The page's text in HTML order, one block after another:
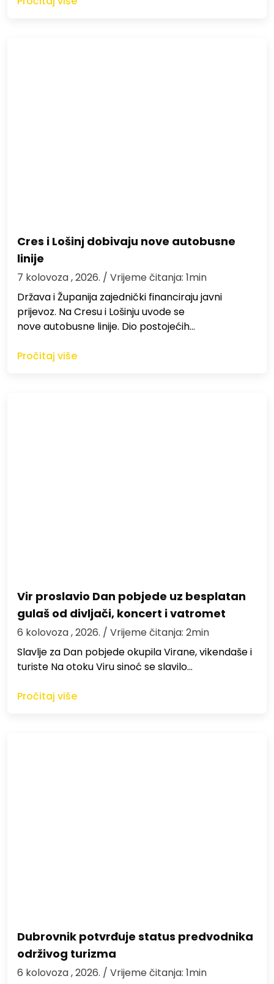
Cres i Lošinj dobivaju nove autobusne
linije
7 kolovoza , 2026. / Vrijeme čitanja: 1min
Država i Županija zajednički financiraju javni
prijevoz. Na Cresu i Lošinju uvode se
nove autobusne linije. Dio postojećih…
Pročitaj više
Vir proslavio Dan pobjede uz besplatan
gulaš od divljači, koncert i vatromet
6 kolovoza , 2026. / Vrijeme čitanja: 2min
Slavlje za Dan pobjede okupila Virane, vikendaše i
turiste Na otoku Viru sinoć se slavilo…
Pročitaj više
Dubrovnik potvrđuje status predvodnika
održivog turizma
6 kolovoza , 2026. / Vrijeme čitanja: 1min